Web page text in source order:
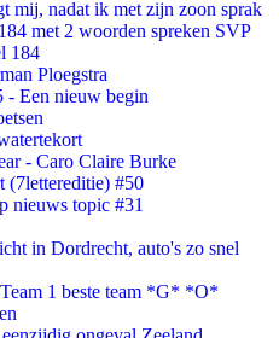
mij, nadat ik met zijn zoon sprak
met 2 woorden spreken SVP
184
Ploegstra
- Een nieuw begin
- Caro Claire Burke
(7lettereditie) #50
nieuws topic #31
in Dordrecht, auto's zo snel
1 beste team *G* *O*